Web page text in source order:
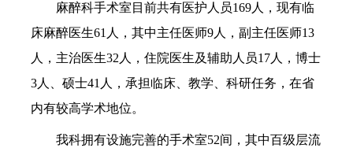
麻醉科手术室目前共有医护人员169人，现有临
床麻醉医生61人，其中主任医师9人，副主任医师13
人，主治医生32人，住院医生及辅助人员17人，博士
3人、硕士41人，承担临床、教学、科研任务，在省
内有较高学术地位。
我科拥有设施完善的手术室52间，其中百级层流